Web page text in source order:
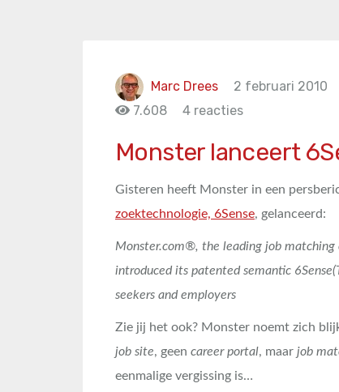
Marc Drees 2 februari 2010
7.608
4 reacties
Monster lanceert
Gisteren heeft Monster in een
zoektechnologie, 6Sense, gelanceerd:
Monster.com®, the leading job matching
introduced its patented semantic
seekers and employers
Zie jij het ook? Monster noemt zich
job site, geen career portal, maar job
eenmalige vergissing is…